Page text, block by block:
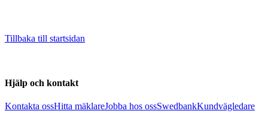
Tillbaka till startsidan
Hjälp och kontakt
Kontakta ossHitta mäklareJobba hos ossSwedbankKundvägledare